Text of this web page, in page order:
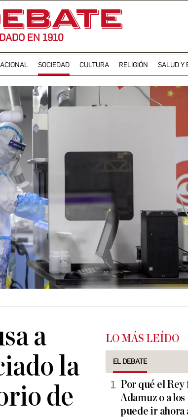
EN 1910
SOCIEDAD CULTURA RELIGIÓN SALUD Y
a
la
de
LO MÁS LEÍDO
EL DEBATE
Por qué el Rey
Adamuz o a
puede ir ahora